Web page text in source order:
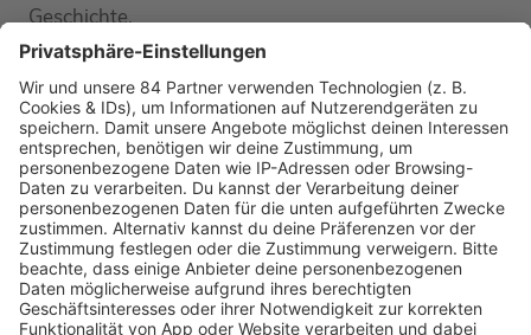
Geschichte.
MEHR LESEN
HOME
RADIOS